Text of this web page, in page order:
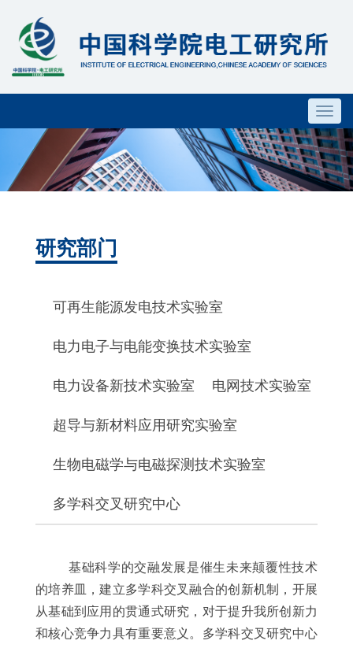
研究部门
可再生能源发电技术实验室
电力电子与电能变换技术实验室
电力设备新技术实验室 电网技术实验室
超导与新材料应用研究实验室
生物电磁学与电磁探测技术实验室
多学科交叉研究中心
基础科学的交融发展是催生未来颠覆性技术
的培养皿，建立多学科交叉融合的创新机制，开展
从基础到应用的贯通式研究，对于提升我所创新力
和核心竞争力具有重要意义。多学科交叉研究中心